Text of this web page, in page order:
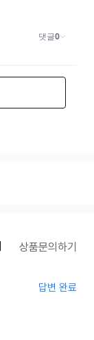
상품문의하기
답변 완료